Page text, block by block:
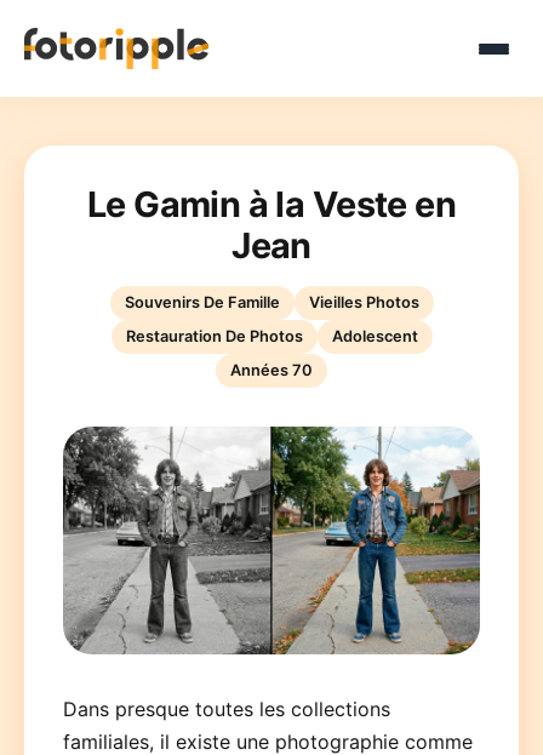
Le Gamin à la Veste en
Jean
Souvenirs De Famille
Vieilles Photos
Restauration De Photos
Adolescent
Années 70
Dans presque toutes les collections
familiales, il existe une photographie comme